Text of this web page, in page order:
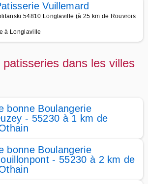
Vuillemard
54810 Longlaville (à 25 km de Rouvrois
à Longlaville
patisseries dans les villes
bonne Boulangerie
- 55230 à 1 km de
bonne Boulangerie
- 55230 à 2 km de